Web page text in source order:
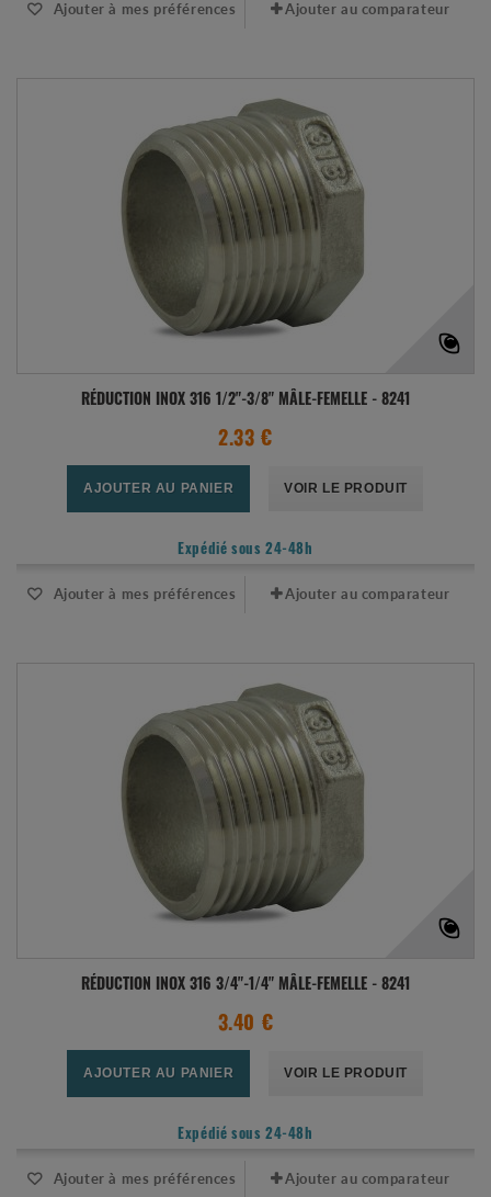
Ajouter à mes préférences Ajouter au comparateur
RÉDUCTION INOX 316 1/2"-3/8" MÂLE-FEMELLE - 8241
2.33 €
AJOUTER AU PANIER VOIR LE PRODUIT
Expédié sous 24-48h
Ajouter à mes préférences Ajouter au comparateur
RÉDUCTION INOX 316 3/4"-1/4" MÂLE-FEMELLE - 8241
3.40 €
AJOUTER AU PANIER VOIR LE PRODUIT
Expédié sous 24-48h
Ajouter à mes préférences Ajouter au comparateur